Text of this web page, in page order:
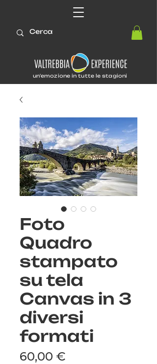
un'emozione in tutte le stagioni
Foto
Quadro
stampato
su tela
Canvas in 3
diversi
formati
60,00 €